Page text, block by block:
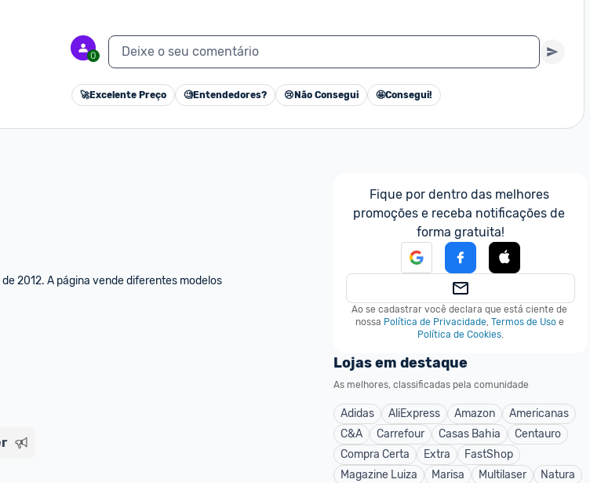
0 Deixe o seu comentário
🚀Excelente Preço 🧐Entendedores? 😢 Não Consegui 🤩Consegui!
2012. A página vende diferentes modelos
Fique por dentro das melhores
promoções e receba notificações de
forma gratuita!
Ao se cadastrar você declara que está ciente de
nossa Política de Privacidade, Termos de Uso e
Política de Cookies.
Lojas em destaque
As melhores, classificadas pela comunidade
Adidas AliExpress Amazon
Americanas
C&A
Carrefour Casas Bahia
Centauro
Compra Certa
Extra
FastShop
Magazine Luiza
Marisa Multilaser
Natura